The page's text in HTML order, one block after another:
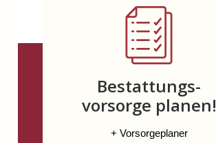
Bestattungs-
vorsorge planen!
+ Vorsorgeplaner